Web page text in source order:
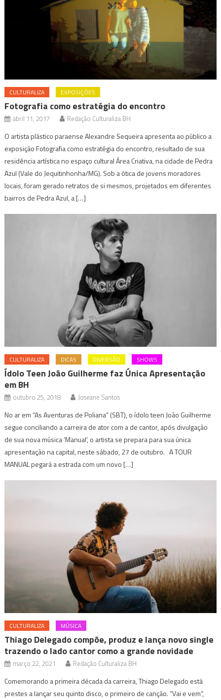
CULTURALIZA EXPOSIÇÕES
Fotografia como estratégia do encontro
abril 11, 2017 Redação Culturaliza BH
O artista plástico paraense Alexandre Sequeira apresenta ao público a
exposição Fotografia como estratégia do encontro, resultado de sua
residência artística no espaço cultural Área Criativa, na cidade de Pedra
Azul (Vale do Jequitinhonha/MG). Sob a ótica de jovens moradores
locais, foram gerado retratos de si mesmos, projetados em diferentes
bairros de Pedra Azul, a […]
CULTURALIZA DICAS DIVERSÃO SHOWS
Ídolo Teen João Guilherme faz Única Apresentação
em BH
outubro 25, 2018 Joseane Santos
No ar em “As Aventuras de Poliana” (SBT), o ídolo teen João Guilherme
segue conciliando a carreira de ator com a de cantor, após divulgação
de sua nova música ‘Manual’, o artista se prepara para sua única
apresentação na capital, neste sábado, 27 de outubro. A TOUR
MANUAL pegará a estrada com um novo […]
CULTURALIZA MÚSICA
Thiago Delegado compõe, produz e lança novo single
trazendo o lado cantor como a grande novidade
março 22, 2021 Redação Culturaliza BH
Comemorando a primeira década da carreira, Thiago Delegado está
prestes a lançar seu quinto disco, o primeiro de canção. “Vai e vem“,